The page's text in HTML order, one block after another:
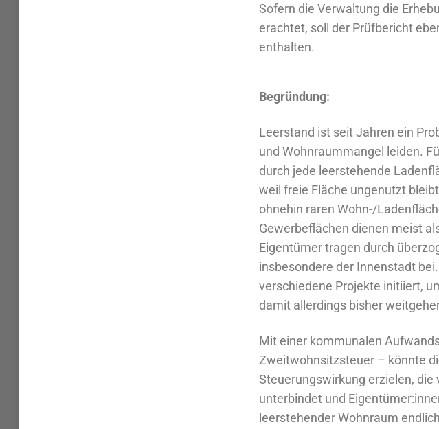
Sofern die Verwaltung die
erachtet, soll der Prüfbericht
enthalten.
Begründung:
Leerstand ist seit Jahren ein
und Wohnraummangel leiden.
durch jede leerstehende
weil freie Fläche ungenutzt
ohnehin raren Wohn-/
Gewerbeflächen dienen meist
Eigentümer tragen durch
insbesondere der Innenstadt
verschiedene Projekte initiiert,
damit allerdings bisher
Mit einer kommunalen
Zweitwohnsitzsteuer – könnte
Steuerungswirkung erzielen,
unterbindet und
leerstehender Wohnraum